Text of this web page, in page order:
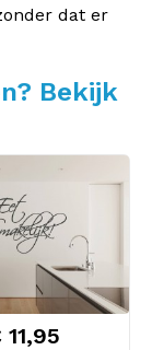
dat er
Bekijk
11,95